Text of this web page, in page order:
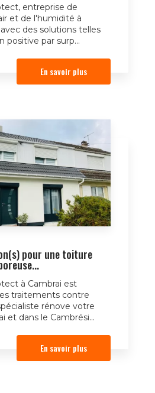
entreprise de
et de l'humidité à
des solutions telles
positive par surp...
En savoir plus
pour une toiture
à Cambrai est
traitements contre
rénove votre
et dans le Cambrési...
En savoir plus